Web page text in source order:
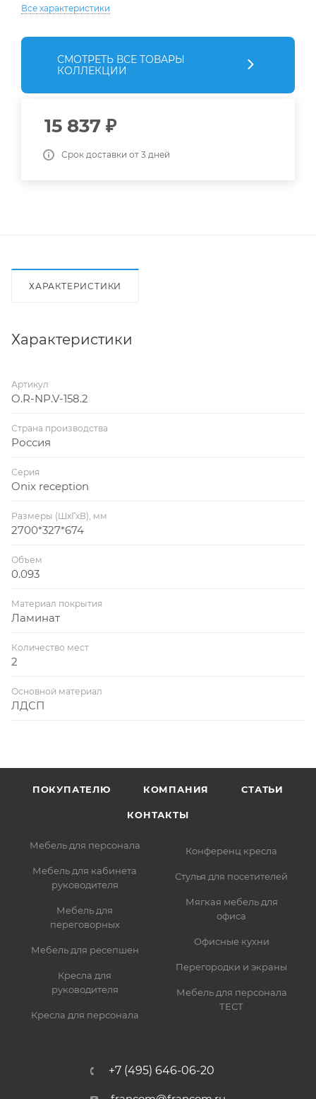
Все характеристики
СМОТРЕТЬ ВСЕ ТОВАРЫ
КОЛЛЕКЦИИ
15 837 ₽
Срок доставки от 3 дней
ХАРАКТЕРИСТИКИ
Характеристики
Артикул
O.R-NP.V-158.2
Страна производства
Россия
Серия
Onix reception
Размеры (ШхГхВ), мм
2700*327*674
Объем
0.093
Материал покрытия
Ламинат
Количество мест
2
Основной материал
ЛДСП
ПОКУПАТЕЛЮ КОМПАНИЯ СТАТЬИ
КОНТАКТЫ
Мебель для персонала
Мебель для кабинета
руководителя
Мебель для
переговорных
Мебель для ресепшен
Кресла для
руководителя
Кресла для персонала
Конференц кресла
Стулья для посетителей
Мягкая мебель для
офиса
Офисные кухни
Перегородки и экраны
Мебель для персонала
ТЕСТ
+7 (495) 646-06-20